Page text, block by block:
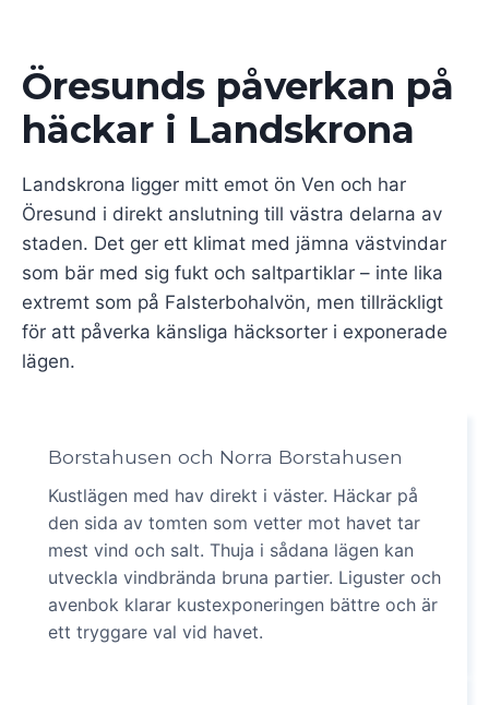
Öresunds påverkan på
häckar i Landskrona
Landskrona ligger mitt emot ön Ven och har
Öresund i direkt anslutning till västra delarna av
staden. Det ger ett klimat med jämna västvindar
som bär med sig fukt och saltpartiklar – inte lika
extremt som på Falsterbohalvön, men tillräckligt
för att påverka känsliga häcksorter i exponerade
lägen.
Borstahusen och Norra Borstahusen
Kustlägen med hav direkt i väster. Häckar på
den sida av tomten som vetter mot havet tar
mest vind och salt. Thuja i sådana lägen kan
utveckla vindbrända bruna partier. Liguster och
avenbok klarar kustexponeringen bättre och är
ett tryggare val vid havet.